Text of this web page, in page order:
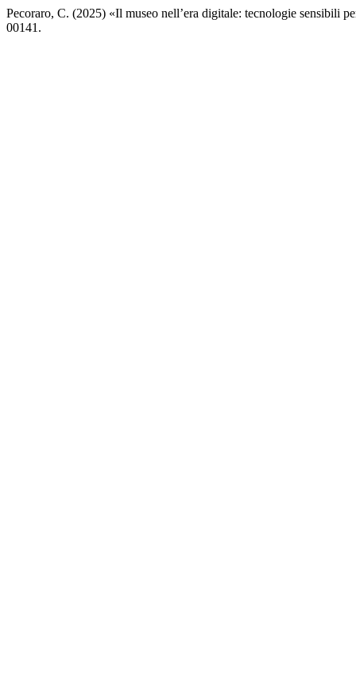
Pecoraro, C. (2025) «Il museo nell’era digitale: tecnologie sensibili
00141.